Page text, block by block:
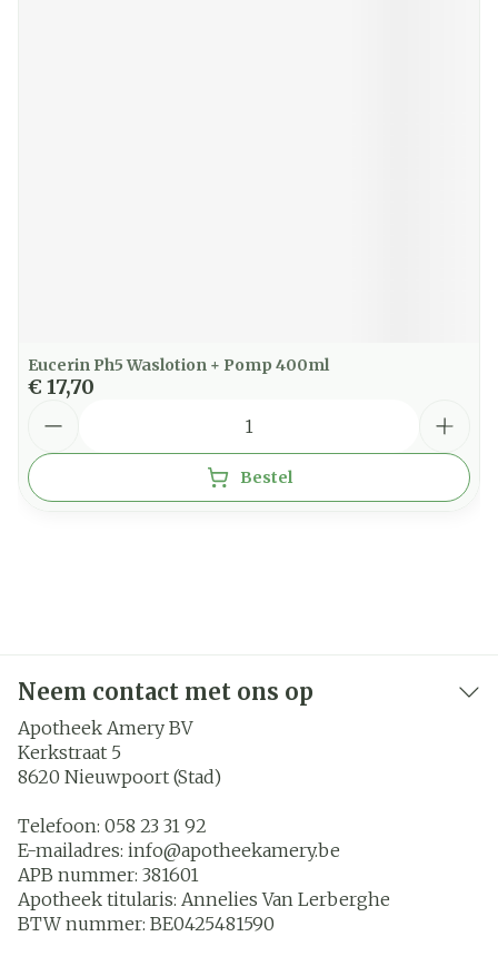
Eucerin Ph5 Waslotion + Pomp 400ml
€ 17,70
Bestel
Neem contact met ons op
Apotheek Amery BV
Kerkstraat 5
8620 Nieuwpoort (Stad)
Telefoon: 058 23 31 92
E-mailadres: info@apotheekamery.be
APB nummer: 381601
Apotheek titularis: Annelies Van Lerberghe
BTW nummer: BE0425481590